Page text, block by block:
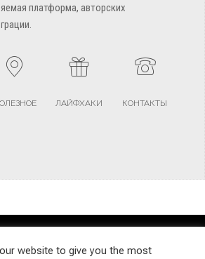
платформа, авторских
ЛАЙФХАКИ КОНТАКТЫ
PRIVACY POLICY SITEMAP
website to give you the most